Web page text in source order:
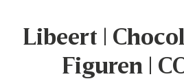
Libeert |
Figuren |